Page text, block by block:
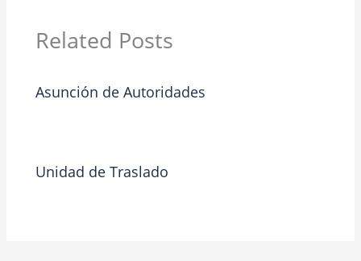
Related Posts
Asunción de Autoridades
Unidad de Traslado